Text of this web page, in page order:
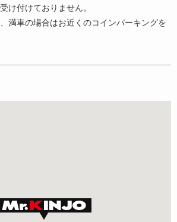
け付けておりません。
満車の場合はお近くのコインパーキングを